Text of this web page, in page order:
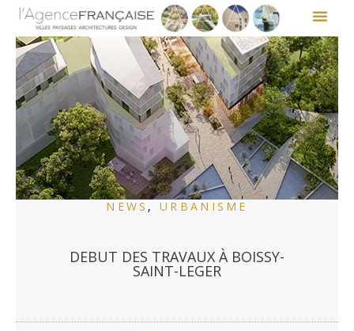
NEWS ,URBANISME
DEBUT DES TRAVAUX À BOISSY-
SAINT-LEGER